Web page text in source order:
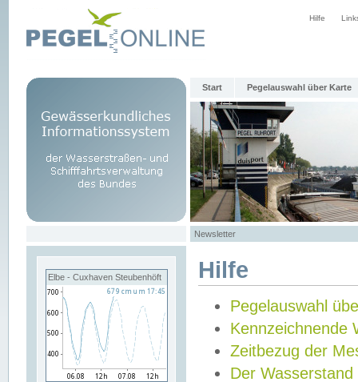
Hilfe
Start Pegelauswahl über Karte
Newsletter
Elbe - Cuxhaven Steubenhöft Hilfe
Pegelauswahl
Kennzeichnende
Zeitbezug der
Der Wasserstand